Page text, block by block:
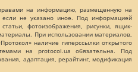
на информацию, размещенную на
если не указано иное. Под информацией
фотоизображения, рисунки, ящик-
При использовании материалов,
наличие гиперссылки открытого
на protocol.ua обязательна. Под
адаптация, рерайтинг, модификация